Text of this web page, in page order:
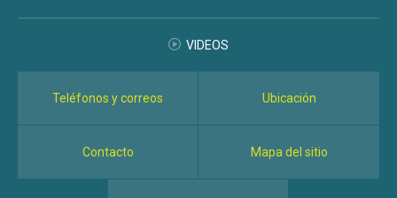
VIDEOS
Teléfonos y correos Ubicación
Contacto Mapa del sitio